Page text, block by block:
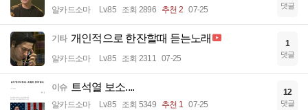
알카드소마 Lv.85 조회 2896 추천 2 07-25 댓글
기타 개인적으로 한잔할때 듣는노래
알카드소마 Lv.85 조회 2311 07-25
1
댓글
이슈 트석열 보소....
알카드소마 Lv.85 조회 5349 추천 1 07-25
12
댓글